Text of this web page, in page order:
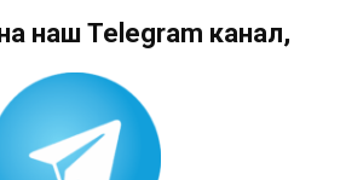
наш Telegram канал,